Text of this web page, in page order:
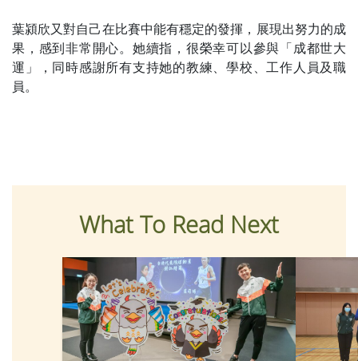
葉潁欣又對自己在比賽中能有穩定的發揮，展現出努力的成
果，感到非常開心。她續指，很榮幸可以參與「成都世大
運」，同時感謝所有支持她的教練、學校、工作人員及職
員。
What To Read Next